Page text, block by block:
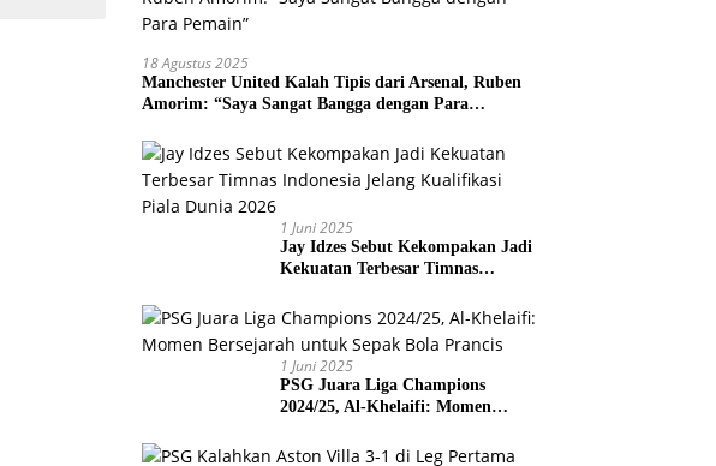
18 Agustus 2025
Manchester United Kalah Tipis dari Arsenal, Ruben
Amorim: “Saya Sangat Bangga dengan Para
1 Juni 2025
Jay Idzes Sebut Kekompakan Jadi
Kekuatan Terbesar Timnas
Dunia 2026
1 Juni 2025
PSG Juara Liga Champions
2024/25, Al-Khelaifi: Momen
Prancis